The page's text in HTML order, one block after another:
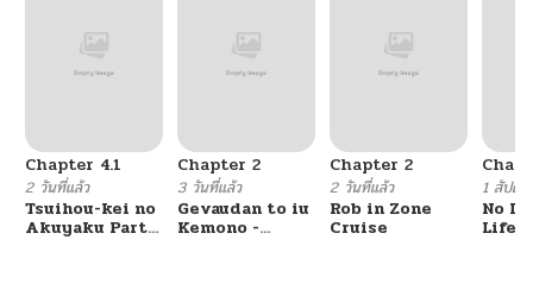
Chapter 4.1
2 วันที่แล้ว
Tsuihou-kei no
Akuyaku Party
Chapter 2
3 วันที่แล้ว
Gevaudan to iu
Kemono -
Chapter 2
2 วันที่แล้ว
Rob in Zone
Cruise
1 สัปด
No
Life!!